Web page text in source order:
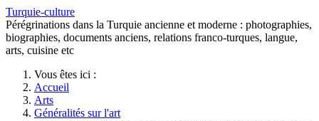
Turquie-culture
Pérégrinations dans la Turquie ancienne et moderne : photographies,
biographies, documents anciens, relations franco-turques, langue,
arts, cuisine etc
Vous êtes ici :
Accueil
Arts
Généralités sur l'art